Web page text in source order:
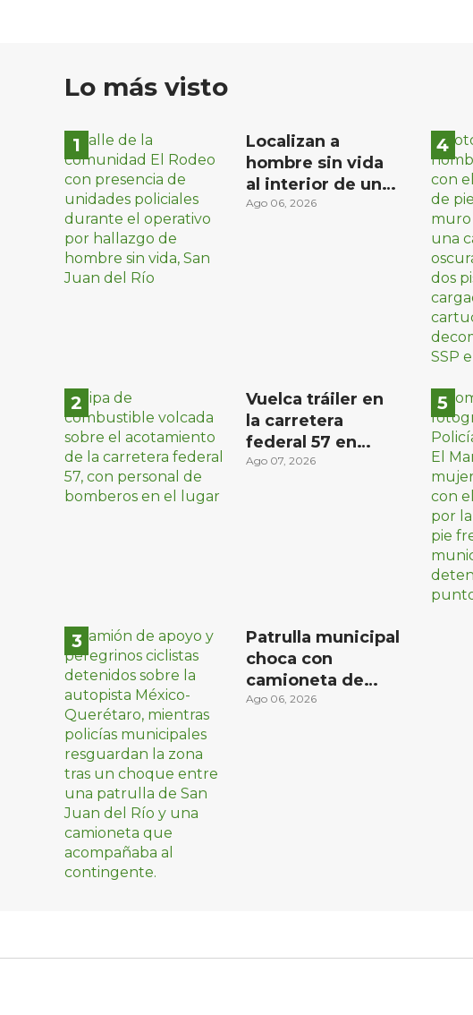
Lo más visto
Localizan a
hombre sin vida
al interior de un
domicilio en la
Ago 06, 2026
Vuelca tráiler en
la carretera
federal 57 en
Querétaro; hay
Ago 07, 2026
Patrulla municipal
choca con
camioneta de
peregrinos
Ago 06, 2026